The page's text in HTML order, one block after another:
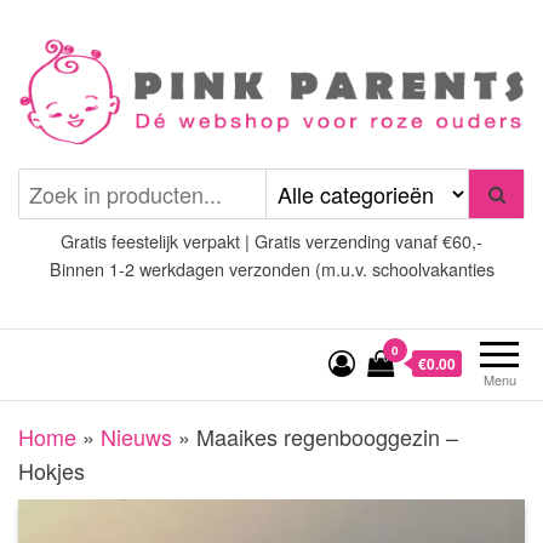
inhoud
Pink Parents
(wens)ouders
Gratis feestelijk verpakt | Gratis verzending vanaf €60,-
Binnen 1-2 werkdagen verzonden (m.u.v. schoolvakanties
Menu
0
€0.00
Home » Nieuws » Maaikes regenbooggezin –
Hokjes